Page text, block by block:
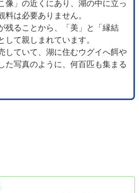
像」の近くにあり、湖の中に立っ
料は必要ありません。
残ることから、「美」と「縁結
して親しまれています。
していて、湖に住むウグイへ餌や
た写真のように、何百匹も集まる